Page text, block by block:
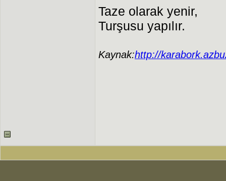
Taze olarak yenir,
Turşusu yapılır.
Kaynak:http://